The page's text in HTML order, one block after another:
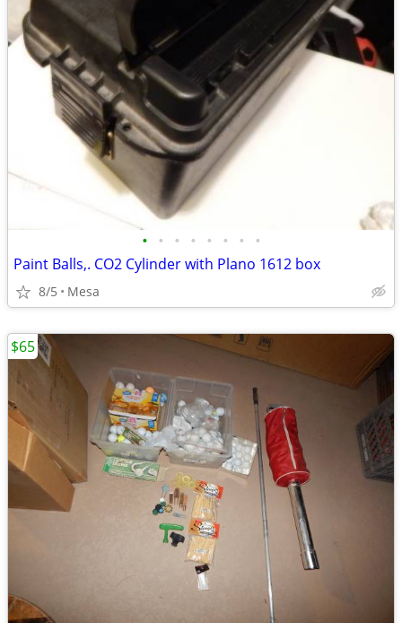
• • • • • • • •
Paint Balls,. CO2 Cylinder with Plano 1612 box
8/5 Mesa
$65